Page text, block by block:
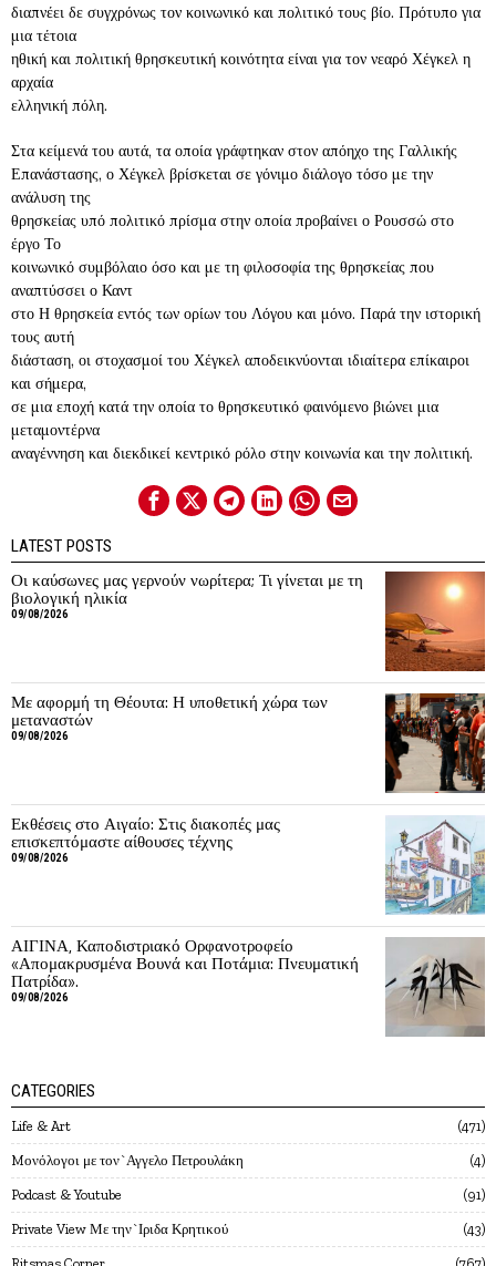
διαπνέει δε συγχρόνως τον κοινωνικό και πολιτικό τους βίο. Πρότυπο για
μια τέτοια
ηθική και πολιτική θρησκευτική κοινότητα είναι για τον νεαρό Χέγκελ η
αρχαία
ελληνική πόλη.
Στα κείμενά του αυτά, τα οποία γράφτηκαν στον απόηχο της Γαλλικής
Επανάστασης, ο Χέγκελ βρίσκεται σε γόνιμο διάλογο τόσο με την
ανάλυση της
θρησκείας υπό πολιτικό πρίσμα στην οποία προβαίνει ο Ρουσσώ στο
έργο Το
κοινωνικό συμβόλαιο όσο και με τη φιλοσοφία της θρησκείας που
αναπτύσσει ο Καντ
στο Η θρησκεία εντός των ορίων του Λόγου και μόνο. Παρά την ιστορική
τους αυτή
διάσταση, οι στοχασμοί του Χέγκελ αποδεικνύονται ιδιαίτερα επίκαιροι
και σήμερα,
σε μια εποχή κατά την οποία το θρησκευτικό φαινόμενο βιώνει μια
μεταμοντέρνα
αναγέννηση και διεκδικεί κεντρικό ρόλο στην κοινωνία και την πολιτική.
LATEST POSTS
Οι καύσωνες μας γερνούν νωρίτερα; Τι γίνεται με τη
βιολογική ηλικία
09/08/2026
Με αφορμή τη Θέουτα: Η υποθετική χώρα των
μεταναστών
09/08/2026
Εκθέσεις στο Αιγαίο: Στις διακοπές μας
επισκεπτόμαστε αίθουσες τέχνης
09/08/2026
ΑΙΓΙΝΑ, Καποδιστριακό Ορφανοτροφείο
«Απομακρυσμένα Βουνά και Ποτάμια: Πνευματική
Πατρίδα».
09/08/2026
CATEGORIES
Life & Art 471
Mονόλογοι με τον`Αγγελο Πετρουλάκη 4
Podcast & Youtube 91
Private View Με την`Ιριδα Κρητικού 43